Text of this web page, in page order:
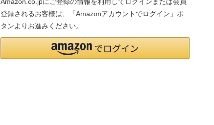
登録されるお客様は、「Amazonアカウントでログイン」ボ
タンよりお進みください。